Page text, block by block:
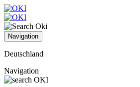
Navigation
Deutschland
Navigation